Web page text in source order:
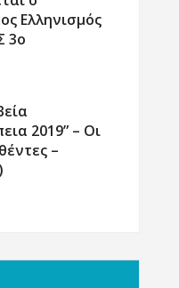
Ελληνισμός
3ο
2019” – Οι
–